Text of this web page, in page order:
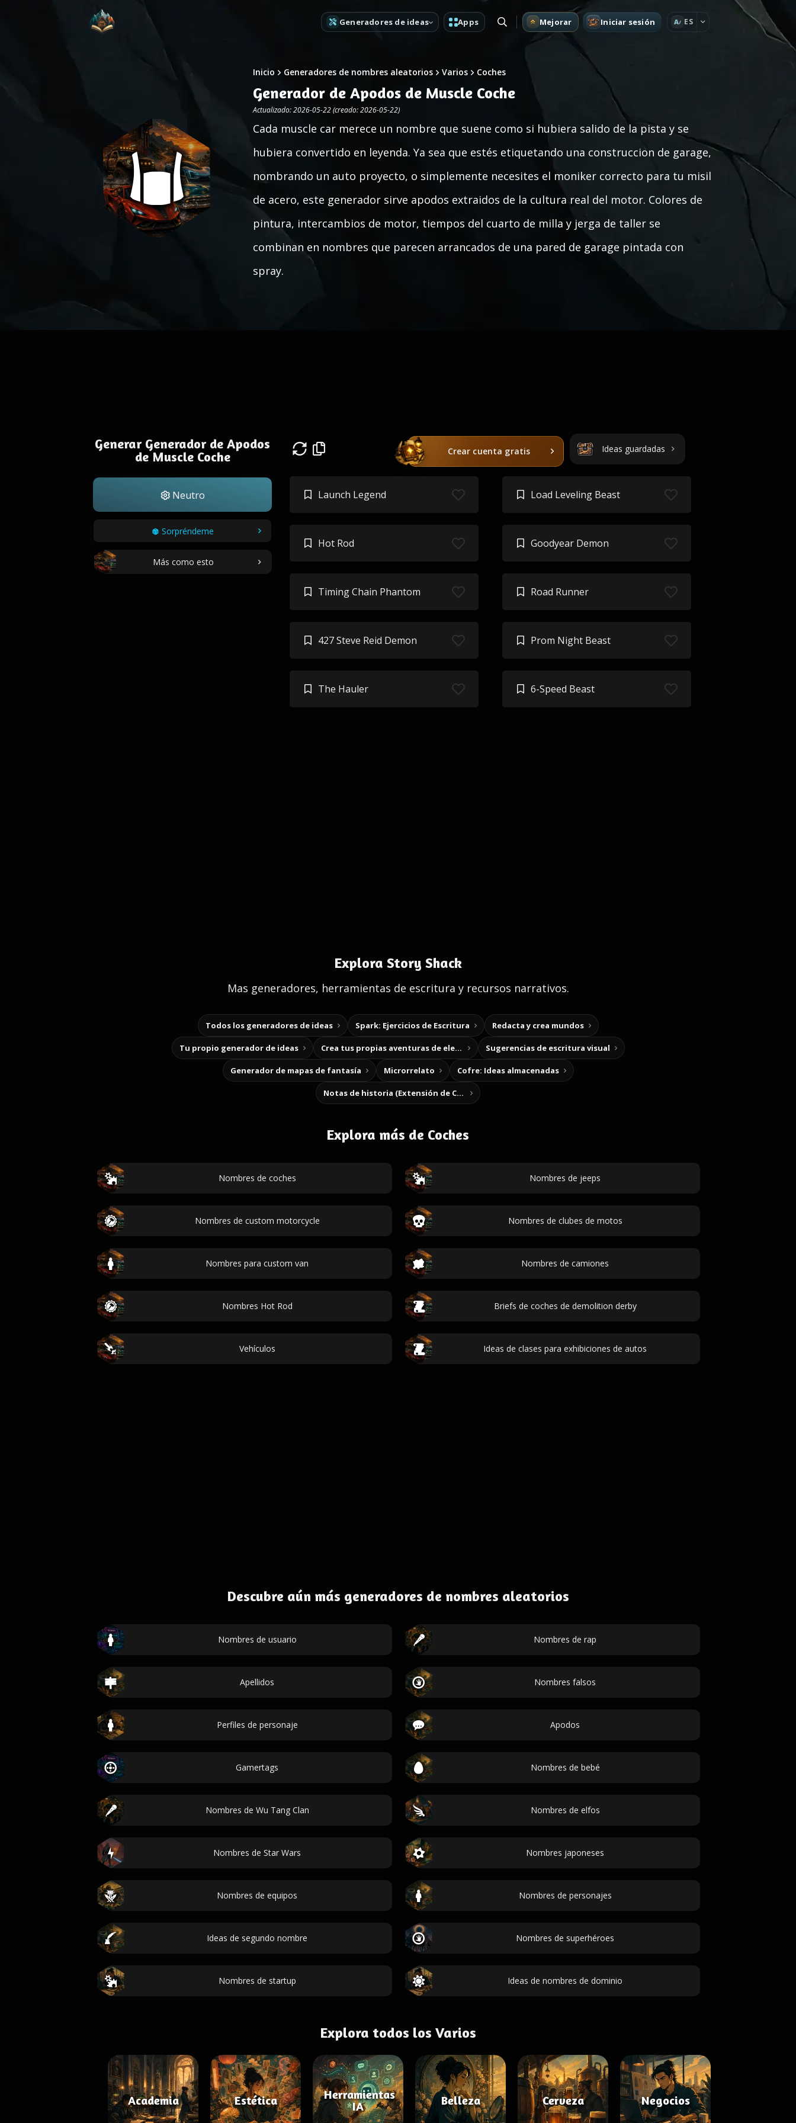
Generadores de ideas Apps Mejorar Iniciar sesión A ES
Inicio Generadores de nombres aleatorios Varios Coches
Generador de Apodos de Muscle Coche
Actualizado: 2026-05-22 (creado: 2026-05-22)
Cada muscle car merece un nombre que suene como si hubiera salido de la pista y se
hubiera convertido en leyenda. Ya sea que estés etiquetando una construccion de garage,
nombrando un auto proyecto, o simplemente necesites el moniker correcto para tu misil
de acero, este generador sirve apodos extraidos de la cultura real del motor. Colores de
pintura, intercambios de motor, tiempos del cuarto de milla y jerga de taller se
combinan en nombres que parecen arrancados de una pared de garage pintada con
spray.
Generar Generador de Apodos
de Muscle Coche
Neutro
Sorpréndeme
Más como esto
Crear cuenta gratis Ideas guardadas
Launch Legend Load Leveling Beast
Hot Rod Goodyear Demon
Timing Chain Phantom Road Runner
427 Steve Reid Demon Prom Night Beast
The Hauler 6-Speed Beast
Explora Story Shack
Mas generadores, herramientas de escritura y recursos narrativos.
Todos los generadores de ideas Spark: Ejercicios de Escritura Redacta y crea mundos
Tu propio generador de ideas Crea tus propias aventuras de elección Sugerencias de escritura visual
Generador de mapas de fantasía Microrrelato Cofre: Ideas almacenadas
Notas de historia (Extensión de Chrome)
Explora más de Coches
Nombres de coches Nombres de jeeps
Nombres de custom motorcycle Nombres de clubes de motos
Nombres para custom van Nombres de camiones
Nombres Hot Rod Briefs de coches de demolition derby
Vehículos Ideas de clases para exhibiciones de autos
Descubre aún más generadores de nombres aleatorios
Nombres de usuario Nombres de rap
Apellidos Nombres falsos
Perfiles de personaje Apodos
Gamertags Nombres de bebé
Nombres de Wu Tang Clan Nombres de elfos
Nombres de Star Wars Nombres japoneses
Nombres de equipos Nombres de personajes
Ideas de segundo nombre Nombres de superhéroes
Nombres de startup Ideas de nombres de dominio
Explora todos los Varios
Academia Estética
Herramientas
IA
Belleza Cerveza Negocios